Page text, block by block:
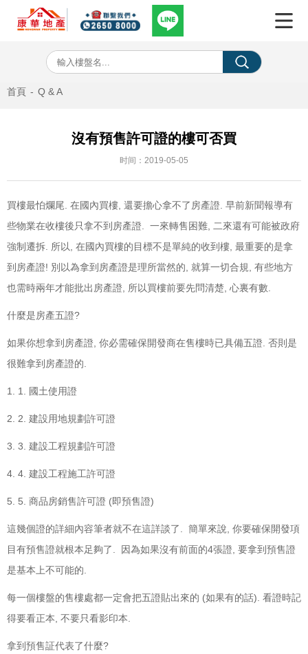
首頁 - Q & A
沒有預售許可證的樓可否買
时间：2019-05-05
買樓最怕爛尾. 在國內買樓, 還要擔心拿不了房產證. 早前新聞報導有
些物業在收樓後只拿不到房產證. 一來轉售困難, 二來還有可能被政府
強制遷拆. 所以, 在國內買樓的目標不是單純的收到樓, 最重要的是拿
到房產證! 別以為拿到房產證是理所當然的, 就算一切合規, 有些地方
也需時兩年才能批出房產證, 所以買樓前要先問清楚, 心裏有數.
什麼是房產五證?
如果你想拿到房產證, 你必需確保開發商在售樓時已具備五證. 否則是
很難拿到房產證的.
1. 1. 國土使用證
2. 2. 建設用地規劃許可證
3. 3. 建設工程規劃許可證
4. 4. 建設工程施工許可證
5. 5. 商品房銷售許可證 (即預售證)
這幾個證的詳細內容筆者就不在這詳談了. 簡單來說, 你要確保開發項
目有預售證就根本足夠了. 因為如果沒有前面的4張證, 要拿到預售證
是基本上不可能的.
每一個樓盤的售樓處都一定會把五證貼出來的 (如果有的話). 看證時記
得要看正本, 不要只看影印本.
拿到預售証代表了什麼?